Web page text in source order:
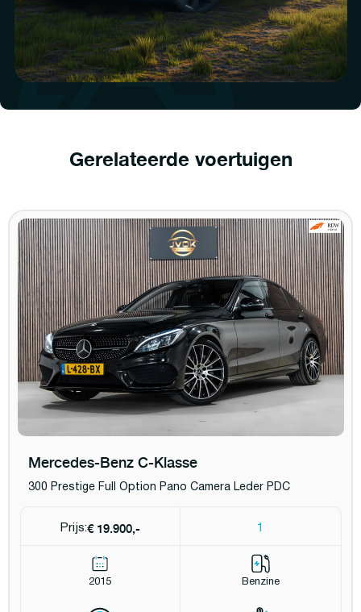
Gerelateerde voertuigen
Mercedes-Benz C-Klasse
300 Prestige Full Option Pano Camera Leder PDC
Prijs:€ 19.900,- 1
2015 Benzine